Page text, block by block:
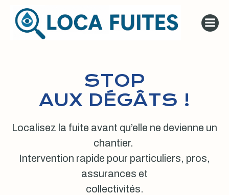
au
contenu
STOP
AUX DÉGÂTS !
Localisez la fuite avant qu’elle ne devienne un
chantier.
Intervention rapide pour particuliers, pros,
assurances et
collectivités.